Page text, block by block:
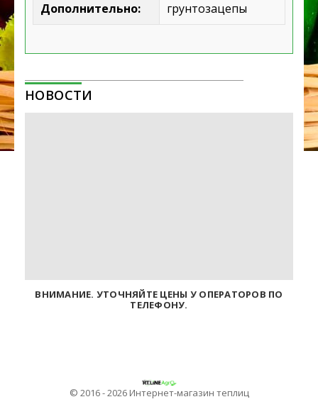
НОВОСТИ
ВНИМАНИЕ. УТОЧНЯЙТЕ ЦЕНЫ У ОПЕРАТОРОВ ПО
ТЕЛЕФОНУ.
Дополнительно: грунтозацепы
© 2016 - 2026 Интернет-магазин теплиц